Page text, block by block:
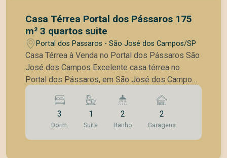
Casa Térrea Portal dos Pássaros 175
m² 3 quartos suite
Portal dos Passaros - São José dos Campos/SP
Casa Térrea à Venda no Portal dos Pássaros São
José dos Campos Excelente casa térrea no
Portal dos Pássaros, em São José dos Campos,
ideal para quem busca conforto, praticidade e
ambientes integrados em um projeto moderno e
funcional. O imóvel está construído em um
terreno de 175 m² (7,00 x 25,00 m) e conta com
136 m² de área construída, muito bem
3
Dorm.
1
Suite
2
Banho
2
Garagens